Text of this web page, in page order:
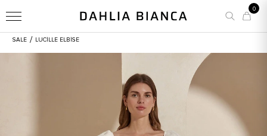
0
SALE / LUCILLE ELBISE